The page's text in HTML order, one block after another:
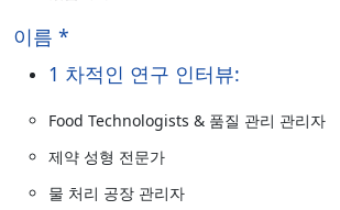
이름 *
1 차적인 연구 인터뷰:
Food Technologists & 품질 관리 관리자
제약 성형 전문가
물 처리 공장 관리자